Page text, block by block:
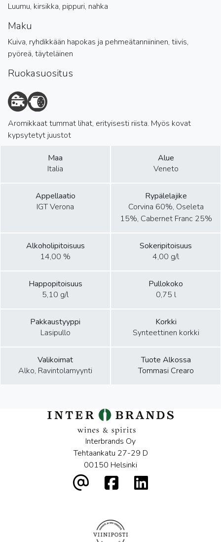
Luumu, kirsikka, pippuri, nahka
Maku
Kuiva, ryhdikkään hapokas ja pehmeätanniininen, tiivis,
pyöreä, täyteläinen
Ruokasuositus
Aromikkaat tummat lihat, erityisesti riista. Myös kovat
kypsytetyt juustot
Maa
Italia
Alue
Veneto
Appellaatio
IGT Verona
Rypälelajike
Corvina 60%, Oseleta
15%, Cabernet Franc 25%
Alkoholipitoisuus
14,00 %
Sokeripitoisuus
4,00 g/l
Happopitoisuus
5,10 g/l
Pullokoko
0,75 l
Pakkaustyyppi
Lasipullo
Korkki
Synteettinen korkki
Valikoimat
Alko, Ravintolamyynti
Tuote Alkossa
Tommasi Crearo
Interbrands Oy
Tehtaankatu 27-29 D
00150 Helsinki